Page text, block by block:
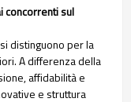
concorrenti sul
distinguono per la
A differenza della
affidabilità e
e struttura